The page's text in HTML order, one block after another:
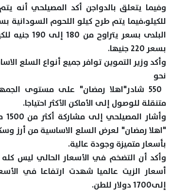
البلدى بسعر
بسعر 220 جنيها.
وأكد وزير التموين توافر جميع أنواع السلع
نحو
متنقلة للوصول إلى الأماكن الأكثر احتياجا.
"اهلا رمضان" لعرض السلع الاساسية من أرز
بأسعار متميزة وجودة عالية.
إلى1700 دولار للطن.